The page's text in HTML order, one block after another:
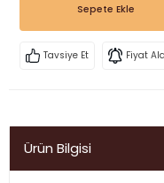
Sepete Ekle
Tavsiye Et Fiyat
Ürün Bilgisi